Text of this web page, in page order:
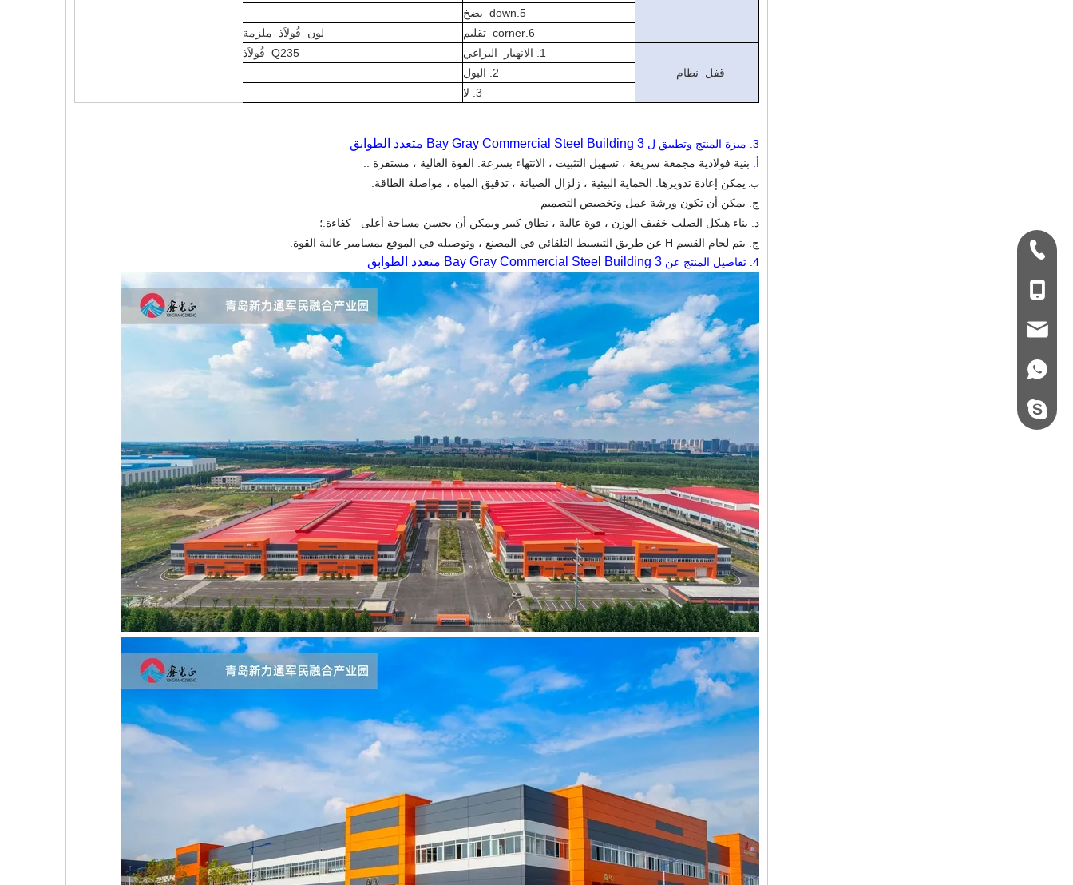
لون فُولاَذ ملزمة
قفل نظام
3. ميزة المنتج وتطبيق ل 3 Bay Gray Commercial Steel Building متعدد الطوابق
أ. بنية فولاذية مجمعة سريعة ، تسهيل التثبيت ، الانتهاء بسرعة. القوة العالية ، مستقرة ..
ب. يمكن إعادة تدويرها. الحماية البيئية ، زلزال الصيانة ، تدقيق المياه ، مواصلة الطاقة.
ج. يمكن أن تكون ورشة عمل وتخصيص التصميم
د. بناء هيكل الصلب خفيف الوزن ، قوة عالية ، نطاق كبير ويمكن أن يحسن مساحة أعلى كفاءة.؛
ج. يتم لحام القسم H عن طريق التبسيط التلقائي في المصنع ، وتوصيله في الموقع بمسامير عالية القوة.
4. تفاصيل المنتج عن 3 Bay Gray Commercial Steel Building متعدد الطوابق
+ 86-532-
+86 -
+86 -